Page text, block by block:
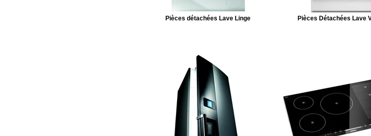
Pièces détachées Lave Linge Pièces Détachées Lave